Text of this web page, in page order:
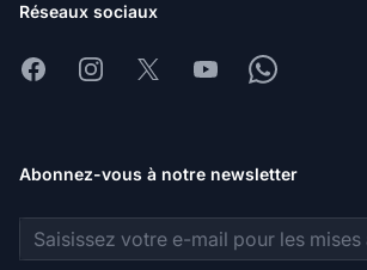
Réseaux sociaux
FacebookInstagram
X YoutubeWhatsapp
Abonnez-vous à notre newsletter
Adresse e-mail